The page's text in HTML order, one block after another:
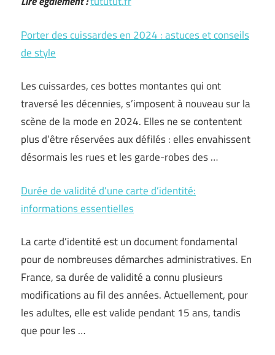
Porter des cuissardes en 2024 : astuces et conseils
de style
Les cuissardes, ces bottes montantes qui ont
traversé les décennies, s’imposent à nouveau sur la
scène de la mode en 2024. Elles ne se contentent
plus d’être réservées aux défilés : elles envahissent
désormais les rues et les garde-robes des …
Durée de validité d’une carte d’identité:
informations essentielles
La carte d’identité est un document fondamental
pour de nombreuses démarches administratives. En
France, sa durée de validité a connu plusieurs
modifications au fil des années. Actuellement, pour
les adultes, elle est valide pendant 15 ans, tandis
que pour les …